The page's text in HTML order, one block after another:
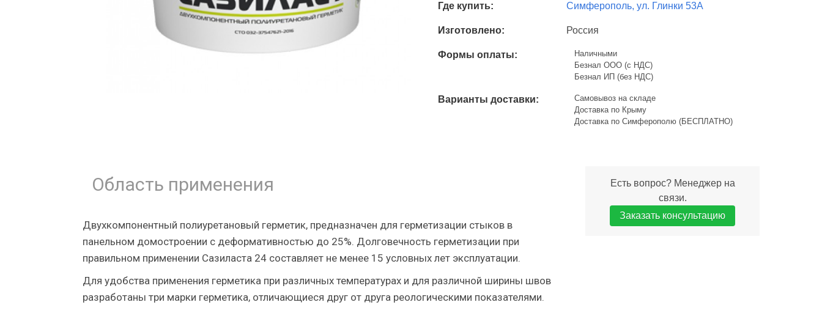
Где купить: Симферополь, ул. Глинки 53А
Изготовлено: Россия
Формы оплаты:
Наличными
Безнал ООО (с НДС)
Безнал ИП (без НДС)
Варианты доставки:
Самовывоз на складе
Доставка по Крыму
Доставка по Симферополю (БЕСПЛАТНО)
Область применения
Двухкомпонентный полиуретановый герметик, предназначен для герметизации стыков в
панельном домостроении с деформативностью до 25%. Долговечность герметизации при
правильном применении Сазиласта 24 составляет не менее 15 условных лет эксплуатации.
Для удобства применения герметика при различных температурах и для различной ширины швов
разработаны три марки герметика, отличающиеся друг от друга реологическими показателями.
Есть вопрос? Менеджер на
связи.
Заказать консультацию